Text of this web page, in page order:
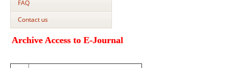
FAQ
Contact us
Archive Access to E-Journal